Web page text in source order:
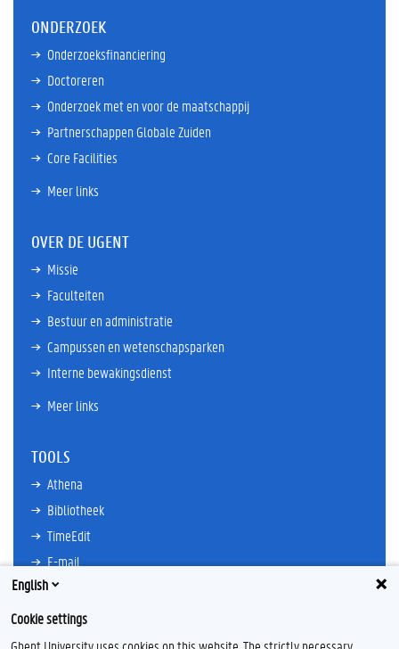
ONDERZOEK
Onderzoeksfinanciering
Doctoreren
Onderzoek met en voor de maatschappij
Partnerschappen Globale Zuiden
Core Facilities
Meer links
OVER DE UGENT
Missie
Faculteiten
Bestuur en administratie
Campussen en wetenschapsparken
Interne bewakingsdienst
Meer links
TOOLS
Athena
Bibliotheek
TimeEdit
E-mail
Ufora
Oasis
Research Explorer
English
Cookie settings